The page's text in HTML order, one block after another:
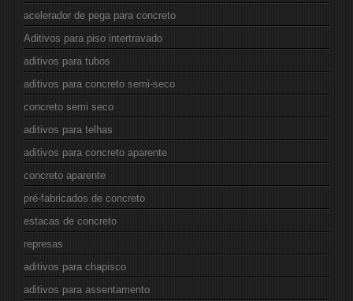
acelerador de pega para concreto
Aditivos para piso intertravado
aditivos para tubos
aditivos para concreto semi-seco
concreto semi seco
aditivos para telhas
aditivos para concreto aparente
concreto aparente
pré-fabricados de concreto
estacas de concreto
represas
aditivos para chapisco
aditivos para assentamento